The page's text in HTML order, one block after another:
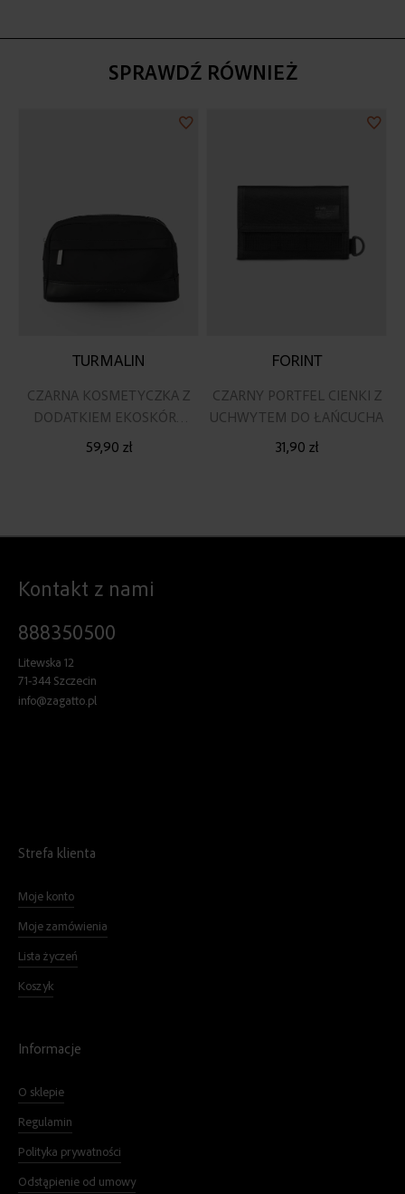
SPRAWDŹ RÓWNIEŻ
TURMALIN
CZARNA KOSMETYCZKA Z
DODATKIEM EKOSKÓRY
PODRÓŻNA
59,90 zł
Dodaj
FORINT
CZARNY PORTFEL CIENKI Z
UCHWYTEM DO ŁAŃCUCHA
31,90 zł
Kontakt z nami
888350500
Litewska 12
71-344 Szczecin
info@zagatto.pl
Strefa klienta
Moje konto
Moje zamówienia
Lista życzeń
Koszyk
Informacje
O sklepie
Regulamin
Polityka prywatności
Odstąpienie od umowy